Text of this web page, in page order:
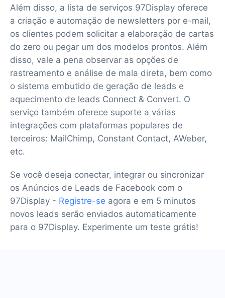
Além disso, a lista de serviços 97Display oferece
a criação e automação de newsletters por e-mail,
os clientes podem solicitar a elaboração de cartas
do zero ou pegar um dos modelos prontos. Além
disso, vale a pena observar as opções de
rastreamento e análise de mala direta, bem como
o sistema embutido de geração de leads e
aquecimento de leads Connect & Convert. O
serviço também oferece suporte a várias
integrações com plataformas populares de
terceiros: MailChimp, Constant Contact, AWeber,
etc.
Se você deseja conectar, integrar ou sincronizar
os Anúncios de Leads de Facebook com o
97Display - Registre-se agora e em 5 minutos
novos leads serão enviados automaticamente
para o 97Display. Experimente um teste grátis!